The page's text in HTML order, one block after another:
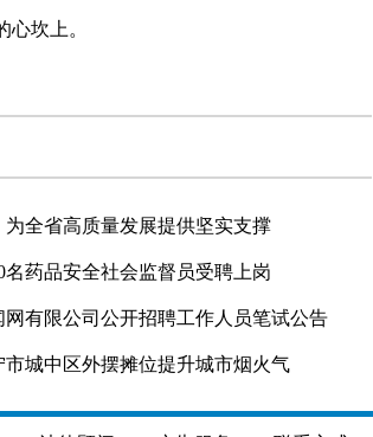
坎上。
为全省高质量发展提供坚实支撑
名药品安全社会监督员受聘上岗
网有限公司公开招聘工作人员笔试公告
市城中区外摆摊位提升城市烟火气